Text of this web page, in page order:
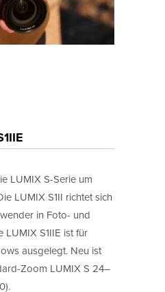
LUMIX S-Serie um
LUMIX S1II richtet sich
in Foto- und
S1IIE ist für
ausgelegt. Neu ist
Zoom LUMIX S 24–